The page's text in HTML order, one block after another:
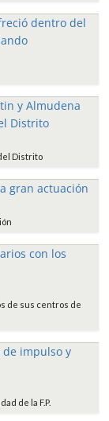
Distrito
de sus centros de
de la F.P.